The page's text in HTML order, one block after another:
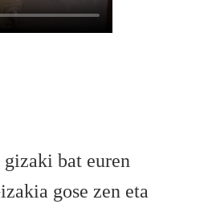
bat euren
gose zen eta